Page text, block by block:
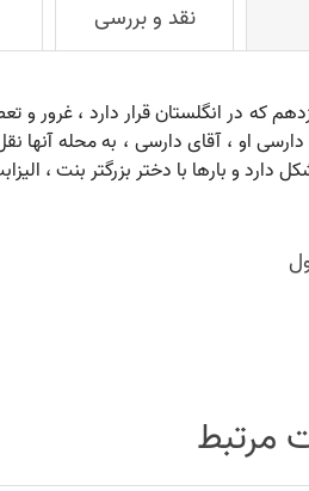
نقد و بررسی
که در انگلستان قرار دارد ، غرور
او ، آقای دارسی ، به محله آنها
دارد و بارها با دختر بزرگتر بنت ،
مرتبط